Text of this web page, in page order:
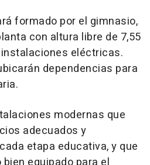
formado por el gimnasio,
con altura libre de 7,55
eléctricas.
dependencias para
modernas que
adecuados y
etapa educativa, y que